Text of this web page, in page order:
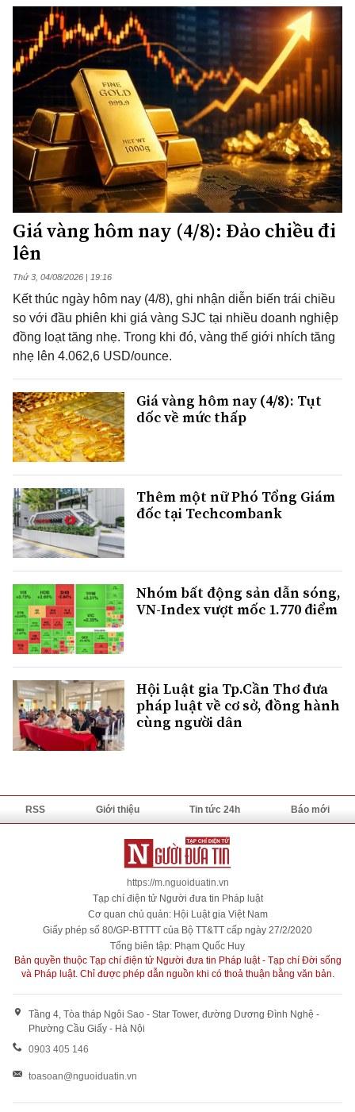
Giá vàng hôm nay (4/8): Đảo chiều đi
lên
Thứ 3, 04/08/2026 | 19:16
Kết thúc ngày hôm nay (4/8), ghi nhận diễn biến trái chiều
so với đầu phiên khi giá vàng SJC tại nhiều doanh nghiệp
đồng loạt tăng nhẹ. Trong khi đó, vàng thế giới nhích tăng
nhẹ lên 4.062,6 USD/ounce.
Giá vàng hôm nay (4/8): Tụt
dốc về mức thấp
Thêm một nữ Phó Tổng Giám
đốc tại Techcombank
Nhóm bất động sản dẫn sóng,
VN-Index vượt mốc 1.770 điểm
Hội Luật gia Tp.Cần Thơ đưa
pháp luật về cơ sở, đồng hành
cùng người dân
RSS Giới thiệu Tin tức 24h Báo mới
https://m.nguoiduatin.vn
Tạp chí điện tử Người đưa tin Pháp luật
Cơ quan chủ quản: Hội Luật gia Việt Nam
Giấy phép số 80/GP-BTTTT của Bộ TT&TT cấp ngày 27/2/2020
Tổng biên tập: Phạm Quốc Huy
Bản quyền thuộc Tạp chí điện tử Người đưa tin Pháp luật - Tạp chí Đời sống
và Pháp luật. Chỉ được phép dẫn nguồn khi có thoả thuận bằng văn bản.
Tầng 4, Tòa tháp Ngôi Sao - Star Tower, đường Dương Đình Nghệ -
Phường Cầu Giấy - Hà Nội
0903 405 146
toasoan@nguoiduatin.vn